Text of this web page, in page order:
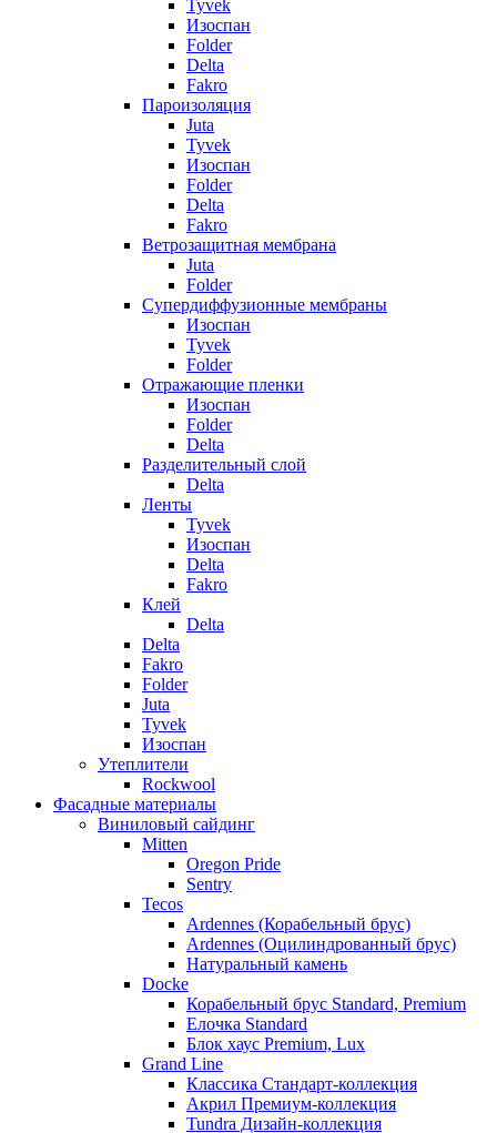
Tyvek
Изоспан
Folder
Delta
Fakro
Пароизоляция
Juta
Tyvek
Изоспан
Folder
Delta
Fakro
Ветрозащитная мембрана
Juta
Folder
Супердиффузионные мембраны
Изоспан
Tyvek
Folder
Отражающие пленки
Изоспан
Folder
Delta
Разделительный слой
Delta
Ленты
Tyvek
Изоспан
Delta
Fakro
Клей
Delta
Delta
Fakro
Folder
Juta
Tyvek
Изоспан
Утеплители
Rockwool
Фасадные материалы
Виниловый сайдинг
Mitten
Oregon Pride
Sentry
Tecos
Ardennes (Корабельный брус)
Ardennes (Оцилиндрованный брус)
Натуральный камень
Docke
Корабельный брус Standard, Premium
Елочка Standard
Блок хаус Premium, Lux
Grand Line
Классика Стандарт-коллекция
Акрил Премиум-коллекция
Tundra Дизайн-коллекция